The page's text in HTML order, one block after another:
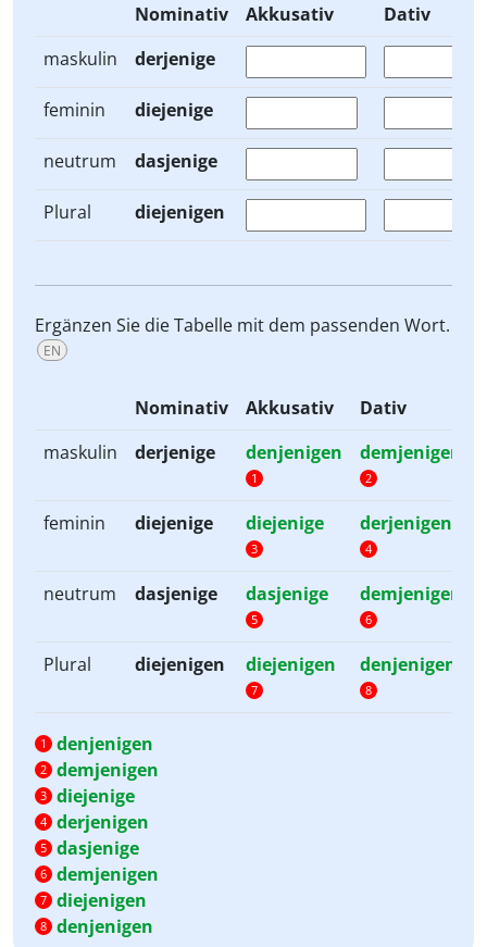
Nominativ Akkusativ
Dativ
maskulin
derjenige
feminin diejenige
neutrum dasjenige
Plural diejenigen
Ergänzen Sie die Tabelle mit dem passenden Wort.
EN
Nominativ Akkusativ
Dativ
maskulin
derjenige denjenigen
1
demjenigen
2
feminin diejenige diejenige
3
derjenigen
4
neutrum dasjenige dasjenige
5
demjenigen
6
Plural diejenigen diejenigen
7
denjenigen
8
1 denjenigen
2 demjenigen
3 diejenige
4 derjenigen
5 dasjenige
6 demjenigen
7 diejenigen
8 denjenigen